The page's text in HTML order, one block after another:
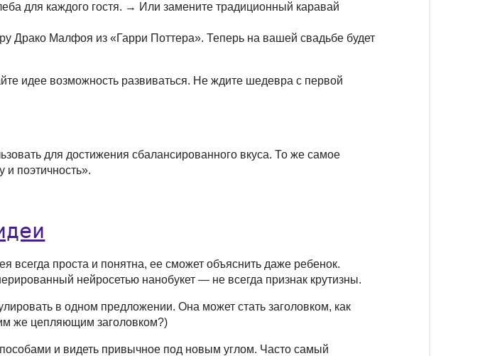
для каждого гостя. → Или замените традиционный каравай
Драко Малфоя из «Гарри Поттера». Теперь на вашей свадьбе будет
идее возможность развиваться. Не ждите шедевра с первой
для достижения сбалансированного вкуса. То же самое
и поэтичность».
проста и понятна, ее сможет объяснить даже ребенок.
нейросетью нанобукет — не всегда признак крутизны.
в одном предложении. Она может стать заголовком, как
же цепляющим заголовком?)
и видеть привычное под новым углом. Часто самый